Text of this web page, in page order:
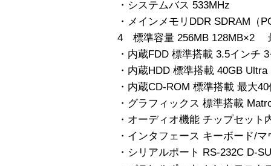
・システムバス 533MHz
・メインメモリDDR SDRAM
4 標準容量 256MB 128MB×2
・内蔵FDD 標準搭載 3.5インチ
・内蔵HDD 標準搭載 40GB
・内蔵CD-ROM 標準搭載 最大
・グラフィックス 標準搭載
・オーディオ機能 チップセット
・インタフェース キーボード/
・シリアルポート RS-232C D-